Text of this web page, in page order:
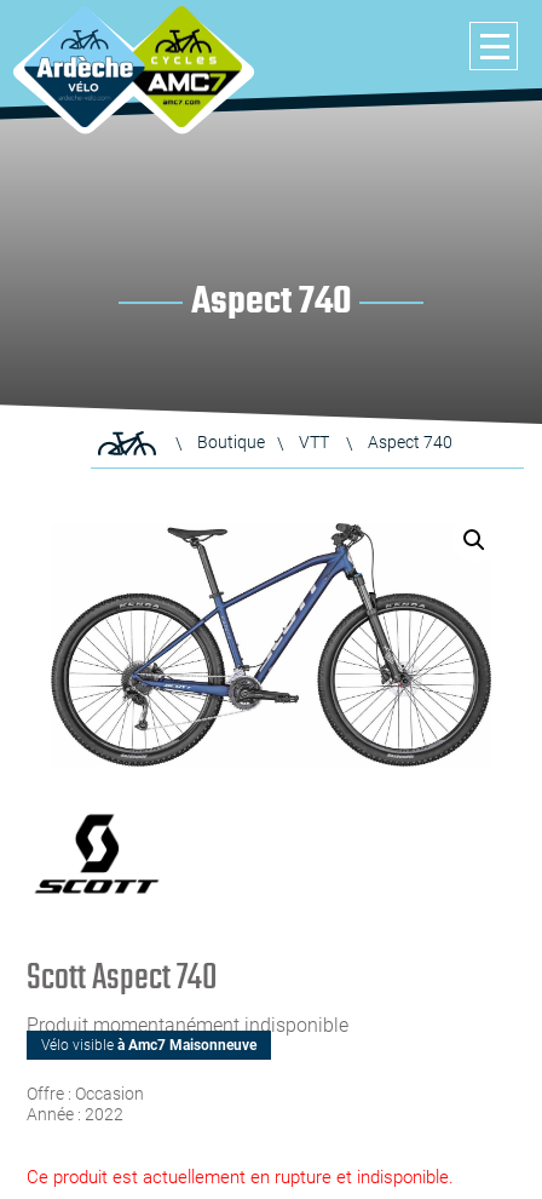
Aspect 740
Boutique VTT Aspect 740
Scott Aspect 740
Produit momentanément indisponible
Vélo visibleà Amc7 Maisonneuve
Offre : Occasion
Année : 2022
Ce produit est actuellement en rupture et indisponible.